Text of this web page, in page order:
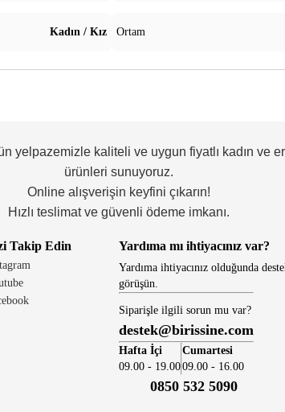
Kadın / Kız Ortam
yelpazemizle kaliteli ve uygun fiyatlı kadın ve
ürünleri sunuyoruz.
Online alışverişin keyfini çıkarın!
Hızlı teslimat ve güvenli ödeme imkanı.
Takip Edin Yardıma mı ihtiyacınız var?
Yardıma ihtiyacınız olduğunda
görüşün.
Siparişle ilgili sorun mu var?
destek@birissine.com
Hafta İçi
09.00 - 19.00
Cumartesi
09.00 - 16.00
0850 532 5090